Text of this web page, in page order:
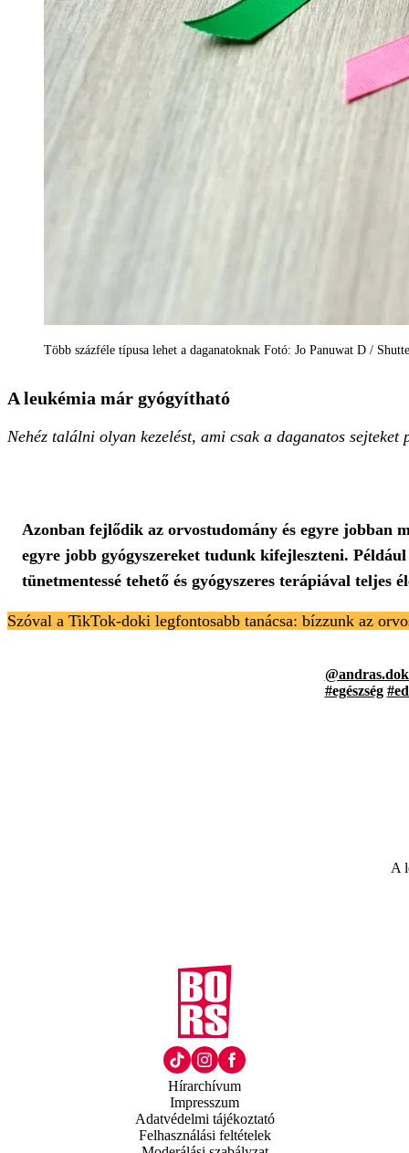
Több százféle típusa lehet a daganatoknak Fotó: Jo Panuwat D /
A leukémia már gyógyítható
Nehéz találni olyan kezelést, ami csak a daganatos
Azonban fejlődik az orvostudomány és egyre jobban
egyre jobb gyógyszereket tudunk kifejleszteni.
tünetmentessé tehető és gyógyszeres terápiával teljes
Szóval a TikTok-doki legfontosabb tanácsa: bízzunk az
#egészség
A
Hírarchívum
Impresszum
Adatvédelmi tájékoztató
Felhasználási feltételek